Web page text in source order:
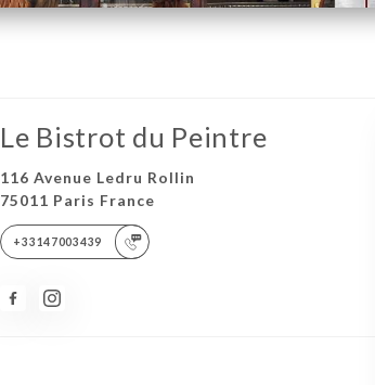
Le Bistrot du Peintre
116 Avenue Ledru Rollin
75011 Paris France
+33147003439